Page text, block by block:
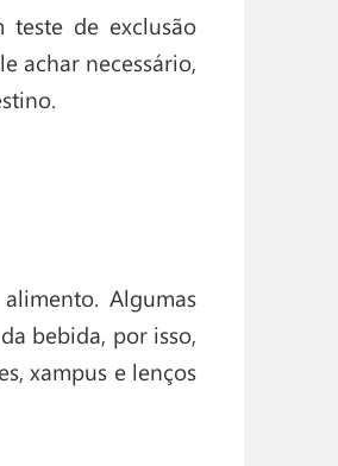
de exclusão
achar necessário,
Algumas
bebida, por isso,
xampus e lenços